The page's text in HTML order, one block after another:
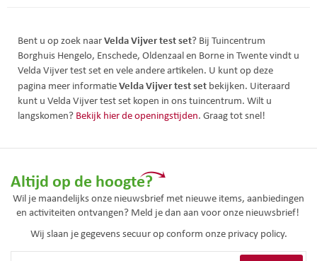
Bent u op zoek naarVelda Vijver test set? Bij Tuincentrum
Borghuis Hengelo, Enschede, Oldenzaal en Borne in Twente vindt u
Velda Vijver test set en vele andere artikelen. U kunt op deze
pagina meer informatieVelda Vijver test set bekijken. Uiteraard
kunt u Velda Vijver test set kopen in ons tuincentrum. Wilt u
langskomen? Bekijk hier de openingstijden. Graag tot snel!
Altijd op de hoogte?
Wil je maandelijks onze nieuwsbrief met nieuwe items, aanbiedingen
en activiteiten ontvangen? Meld je dan aan voor onze nieuwsbrief!
Wij slaan je gegevens secuur op conform onze privacy policy.